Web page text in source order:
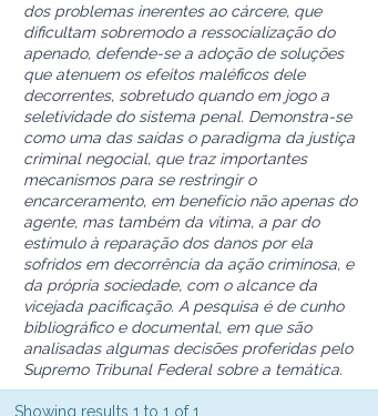
dos problemas inerentes ao cárcere, que
dificultam sobremodo a ressocialização do
apenado, defende-se a adoção de soluções
que atenuem os efeitos maléficos dele
decorrentes, sobretudo quando em jogo a
seletividade do sistema penal. Demonstra-se
como uma das saídas o paradigma da justiça
criminal negocial, que traz importantes
mecanismos para se restringir o
encarceramento, em benefício não apenas do
agente, mas também da vítima, a par do
estímulo à reparação dos danos por ela
sofridos em decorrência da ação criminosa, e
da própria sociedade, com o alcance da
vicejada pacificação. A pesquisa é de cunho
bibliográfico e documental, em que são
analisadas algumas decisões proferidas pelo
Supremo Tribunal Federal sobre a temática.
Showing results 1 to 1 of 1